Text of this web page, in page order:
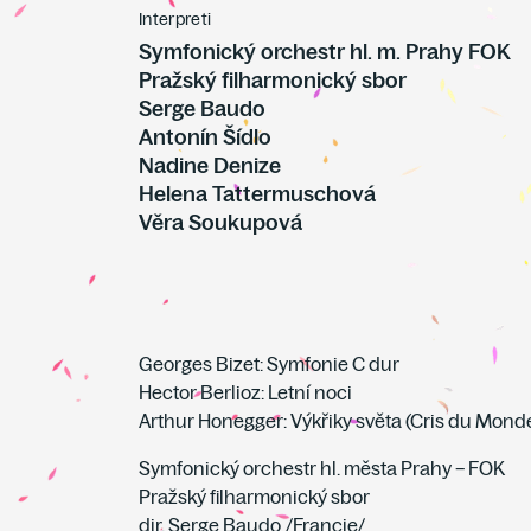
Interpreti
Symfonický orchestr hl. m. Prahy FOK
Pražský filharmonický sbor
Serge Baudo
Antonín Šídlo
Nadine Denize
Helena Tattermuschová
Věra Soukupová
Georges Bizet: Symfonie C dur
Hector Berlioz: Letní noci
Arthur Honegger: Výkřiky světa (Cris du
Symfonický orchestr hl. města Prahy – FOK
Pražský filharmonický sbor
dir. Serge Baudo /Francie/